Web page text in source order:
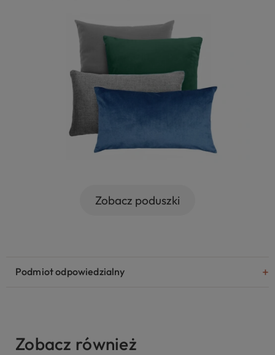
Zobacz poduszki
Podmiot odpowiedzialny
Zobacz również